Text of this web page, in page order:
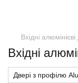
Вхідні
Вхідні
Двері з профілю